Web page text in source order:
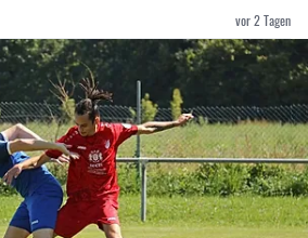
vor 2 Tagen